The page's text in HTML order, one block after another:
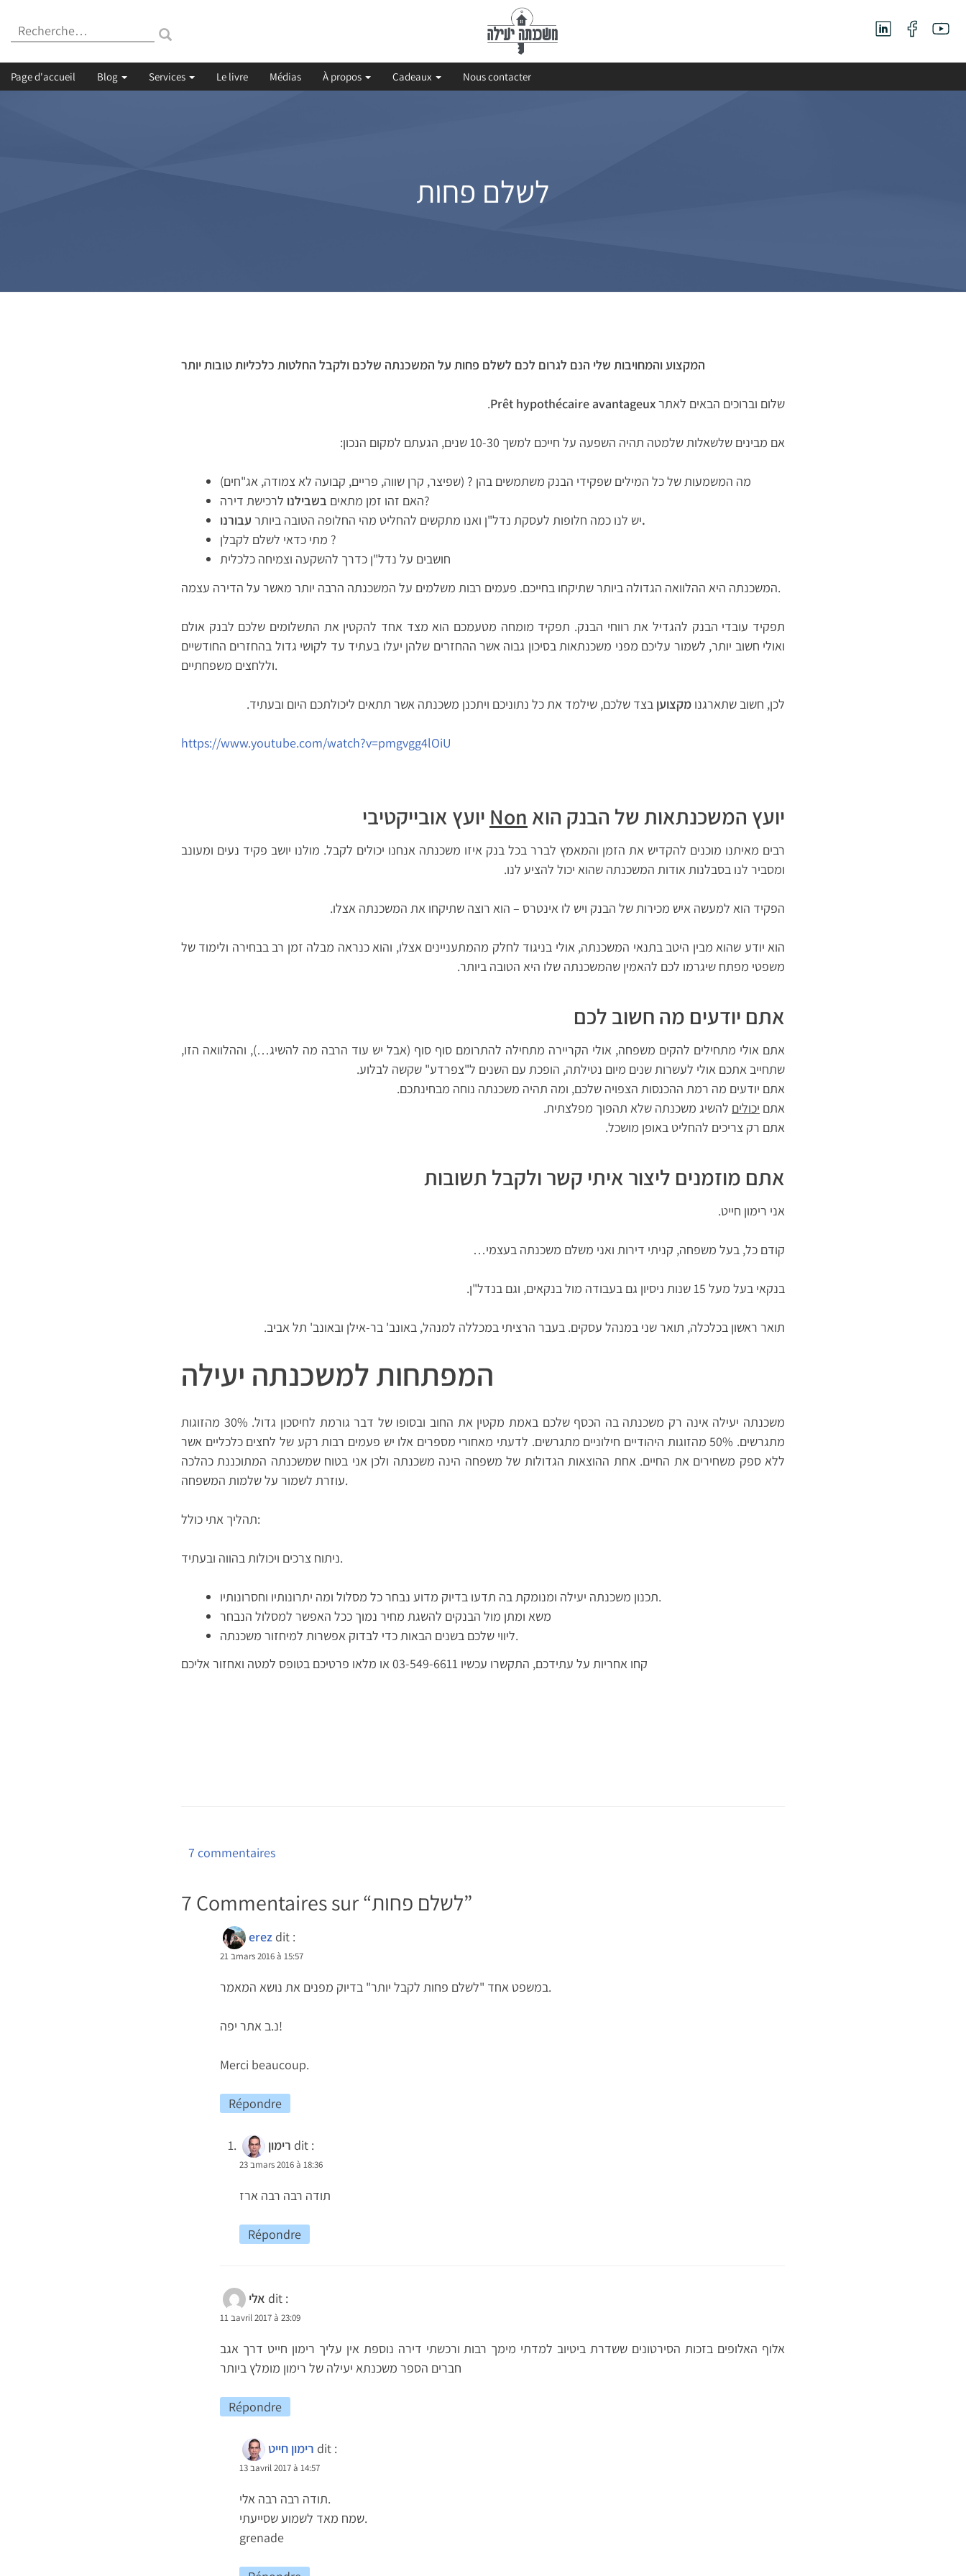
Recherche
Page d'accueil Blog Services Le livre Médias À propos Cadeaux Nous contacter
לשלם פחות
המקצוע והמחויבות שלי הנם לגרום לכם לשלם פחות על המשכנתה שלכם ולקבל החלטות כלכליות טובות יותר
שלום וברוכים הבאים לאתרPrêt hypothécaire avantageux
.
אם מבינים שלשאלות שלמטה תהיה השפעה על חייכם למשך 10-30 שנים, הגעתם למקום הנכון:
מה המשמעות של כל המילים שפקידי הבנק משתמשים בהן ? (שפיצר, קרן שווה, פריים, קבועה לא צמודה, אג"חים)
האם זהו זמן מתאים בשבילנו
לרכישת דירה?
יש לנו כמה חלופות לעסקת נדל"ן ואנו מתקשים להחליט מהי החלופה הטובה ביותרעבורנו.
מתי כדאי לשלם לקבלן ?
חושבים על נדל"ן כדרך להשקעה וצמיחה כלכלית
המשכנתה היא ההלוואה הגדולה ביותר שתיקחו בחייכם. פעמים רבות משלמים על המשכנתה הרבה יותר מאשר על הדירה עצמה.
תפקיד עובדי הבנק להגדיל את רווחי הבנק. תפקיד מומחה מטעמכם הוא מצד אחד להקטין את התשלומים שלכם לבנק אולם
ואולי חשוב יותר, לשמור עליכם מפני משכנתאות בסיכון גבוה אשר ההחזרים שלהן יעלו בעתיד עד לקושי גדול בהחזרים החודשיים
וללחצים משפחתיים.
לכן, חשוב שתארגנו מקצוען בצד שלכם, שילמד את כל נתוניכם ויתכנן משכנתה אשר תתאים ליכולתכם היום ובעתיד.
https://www.youtube.com/watch?v=pmgvgg4lOiU
יועץ המשכנתאות של הבנק הוא Non יועץ אובייקטיבי
רבים מאיתנו מוכנים להקדיש את הזמן והמאמץ לברר בכל בנק איזו משכנתה אנחנו יכולים לקבל. מולנו יושב פקיד נעים ומעונב
ומסביר לנו בסבלנות אודות המשכנתה שהוא יכול להציע לנו.
הפקיד הוא למעשה איש מכירות של הבנק ויש לו אינטרס – הוא רוצה שתיקחו את המשכנתה אצלו.
הוא יודע שהוא מבין היטב בתנאי המשכנתה, אולי בניגוד לחלק מהמתעניינים אצלו, והוא כנראה מבלה זמן רב בבחירה ולימוד של
משפטי מפתח שיגרמו לכם להאמין שהמשכנתה שלו היא הטובה ביותר.
אתם יודעים מה חשוב לכם
אתם אולי מתחילים להקים משפחה, אולי הקריירה מתחילה להתרומם סוף סוף (אבל יש עוד הרבה מה להשיג…), וההלוואה הזו,
שתחייב אתכם אולי לעשרות שנים מיום נטילתה, הופכת עם השנים ל"צפרדע" שקשה לבלוע.
אתם יודעים מה רמת ההכנסות הצפויה שלכם, ומה תהיה משכנתה נוחה מבחינתכם.
אתם יכולים להשיג משכנתה שלא תהפוך מפלצתית.
אתם רק צריכים להחליט באופן מושכל.
אתם מוזמנים ליצור איתי קשר ולקבל תשובות
אני רימון חייט.
קודם כל, בעל משפחה, קניתי דירות ואני משלם משכנתה בעצמי…
בנקאי בעל מעל 15 שנות ניסיון גם בעבודה מול בנקאים, וגם בנדל"ן.
תואר ראשון בכלכלה, תואר שני במנהל עסקים. בעבר הרציתי במכללה למנהל, באונב' בר-אילן ובאונב' תל אביב.
המפתחות למשכנתה יעילה
משכנתה יעילה אינה רק משכנתה בה הכסף שלכם באמת מקטין את החוב ובסופו של דבר גורמת לחיסכון גדול. 30% מהזוגות
מתגרשים. 50% מהזוגות היהודיים חילוניים מתגרשים. לדעתי מאחורי מספרים אלו יש פעמים רבות רקע של לחצים כלכליים אשר
ללא ספק משחירים את החיים. אחת ההוצאות הגדולות של משפחה הינה משכנתה ולכן אני בטוח שמשכנתה המתוכננת כהלכה
עוזרת לשמור על שלמות המשפחה.
תהליך אתי כולל:
ניתוח צרכים ויכולות בהווה ובעתיד.
תכנון משכנתה יעילה ומנומקת בה תדעו בדיוק מדוע נבחר כל מסלול ומה יתרונותיו וחסרונותיו.
משא ומתן מול הבנקים להשגת מחיר נמוך ככל האפשר למסלול הנבחר
ליווי שלכם בשנים הבאות כדי לבדוק אפשרות למיחזור משכנתה.
קחו אחריות על עתידכם, התקשרו עכשיו 03-549-6611 או מלאו פרטיכם בטופס למטה ואחזור אליכם
7 commentairessur
7 Commentaires sur “לשלם פחות”
erez dit :
21 בmars 2016 à 15:57
במשפט אחד "לשלם פחות לקבל יותר" בדיוק מפנים את נושא המאמר.
נ.ב אתר יפה!
Merci beaucoup.
Répondre
רימון dit :
23 בmars 2016 à 18:36
תודה רבה רבה ארז
Répondre
אלי dit :
11 בavril 2017 à 23:09
אלוף האלופים בזכות הסירטונים ששדרת ביטיוב למדתי מימך רבות ורכשתי דירה נוספת אין עליך רימון חייט דרך אגב
חברים הספר משכנתא יעילה של רימון מומלץ ביותר
Répondre
רימון חייט dit :
13 בavril 2017 à 14:57
תודה רבה רבה אלי.
שמח מאד לשמוע שסייעתי.
grenade